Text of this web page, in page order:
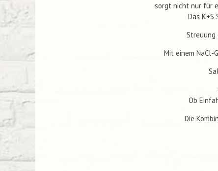
sorgt nicht nur für
Das
Streuung
Mit einem NaCl-
Ob
Die